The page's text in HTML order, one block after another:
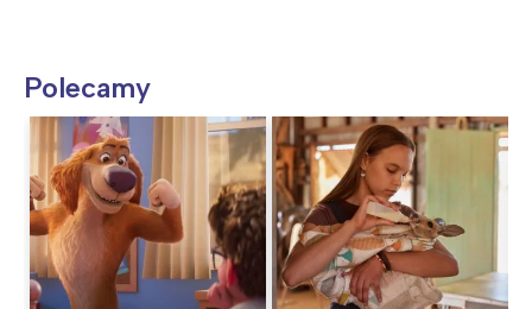
Polecamy